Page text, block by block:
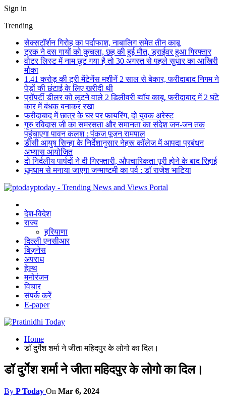
Sign in
Trending
सेक्सटॉर्शन गिरोह का पर्दाफाश, नाबालिग समेत तीन काबू
ट्रक ने दस गायों को कुचला, छह की हुई मौत, ड्राईवर हुआ गिरफ्तार
वोटर लिस्ट में नाम छूट गया है तो 30 अगस्त से पहले सुधार का आखिरी
मौका
1.41 करोड़ की ट्री मेंटेनेंस मशीनें 2 साल से बेकार, फरीदाबाद निगम ने
पेड़ों की छंटाई के लिए खरीदी थी
प्रॉपर्टी डीलर को लूटने वाले 2 डिलीवरी ब्वॉय काबू, फरीदाबाद में 2 घंटे
कार में बंधक बनाकर रखा
फरीदाबाद में छात्र के घर पर फायरिंग, दो युवक अरेस्ट
गुरु रविदास जी का समरसता और समानता का संदेश जन-जन तक
पहुंचाएगा पावन कलश : पंकज पूजन रामपाल
डीसी आयुष सिन्हा के निर्देशानुसार नेहरू कॉलेज में आपदा प्रबंधन
अभ्यास आयोजित
दो निर्दलीय पार्षदों ने दी गिरफ्तारी, औपचारिकता पूरी होने के बाद रिहाई
धूमधाम से मनाया जाएगा जन्माष्टमी का पर्व : डॉ राजेश भाटिया
ptoday - Trending News and Views Portal
देश-विदेश
राज्य
हरियाणा
दिल्ली एनसीआर
बिज़नेस
अपराध
हेल्थ
मनोरंजन
विचार
संपर्क करें
E-paper
Home
डॉ दुर्गेश शर्मा ने जीता महिदपुर के लोगो का दिल।
डॉ दुर्गेश शर्मा ने जीता महिदपुर के लोगो का दिल।
By P Today On Mar 6, 2024